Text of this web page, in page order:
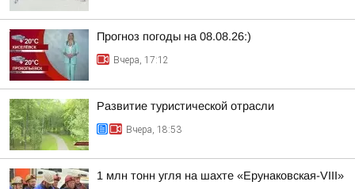
Прогноз погоды на 08.08.26:)
Вчера, 17:12
Развитие туристической отрасли
Вчера, 18:53
1 млн тонн угля на шахте «Ерунаковская-VIII»